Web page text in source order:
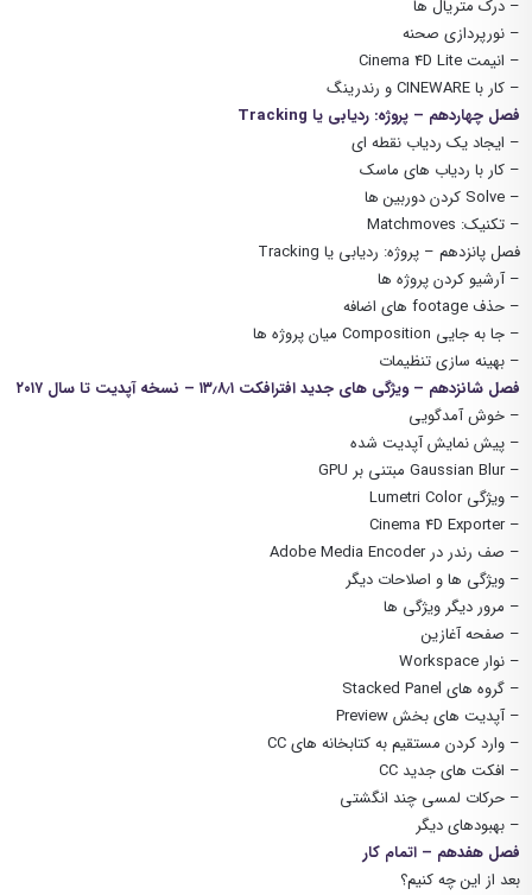
– درک متریال ها
– نورپردازی صحنه
– انیمت Cinema 4D Lite
– کار با CINEWARE و رندرینگ
فصل چهاردهم – پروژه: ردیابی یا Tracking
– ایجاد یک ردیاب نقطه ای
– کار با ردیاب های ماسک
– Solve کردن دوربین ها
– تکنیک: Matchmoves
فصل پانزدهم – پروژه: ردیابی یا Tracking
– آرشیو کردن پروژه ها
– حذف footage های اضافه
– جا به جایی Composition میان پروژه ها
– بهینه سازی تنظیمات
فصل شانزدهم – ویژگی های جدید افترافکت ۱۳٫۸٫۱ – نسخه آپدیت تا سال ۲۰۱۷
– خوش آمدگویی
– پیش نمایش آپدیت شده
– Gaussian Blur مبتنی بر GPU
– ویژگی Lumetri Color
– Cinema 4D Exporter
– صف رندر در Adobe Media Encoder
– ویژگی ها و اصلاحات دیگر
– مرور دیگر ویژگی ها
– صفحه آغازین
– نوار Workspace
– گروه های Stacked Panel
– آپدیت های بخش Preview
– وارد کردن مستقیم به کتابخانه های CC
– افکت های جدید CC
– حرکات لمسی چند انگشتی
– بهبودهای دیگر
فصل هفدهم – اتمام کار
بعد از این چه کنیم؟